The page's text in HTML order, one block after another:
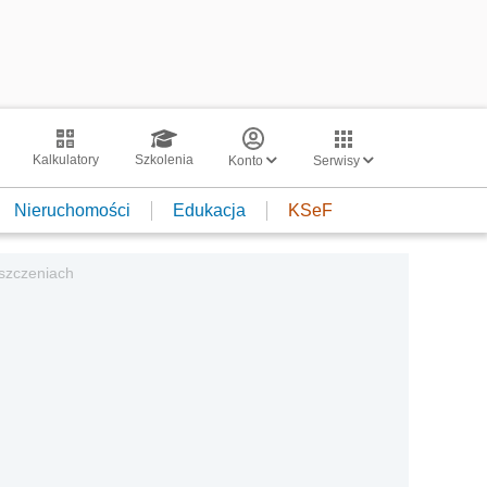
Kalkulatory Szkolenia Konto Serwisy
Nieruchomości Edukacja KSeF